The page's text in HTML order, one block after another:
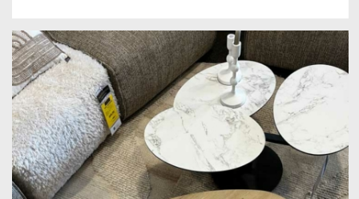
initial
était :
298,00 €.
actuel
est :
229,00 €.